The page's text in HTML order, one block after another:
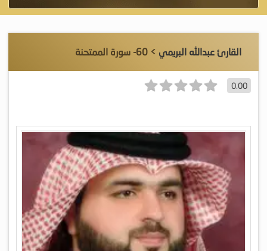
القارئ عبدالله البريمي > 60- سورة الممتحنة
0.00